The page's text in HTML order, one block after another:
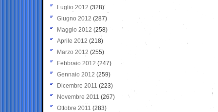
Luglio 2012 (328)
Giugno 2012 (287)
Maggio 2012 (258)
Aprile 2012 (218)
Marzo 2012 (255)
Febbraio 2012 (247)
Gennaio 2012 (259)
Dicembre 2011 (223)
Novembre 2011 (267)
Ottobre 2011 (283)